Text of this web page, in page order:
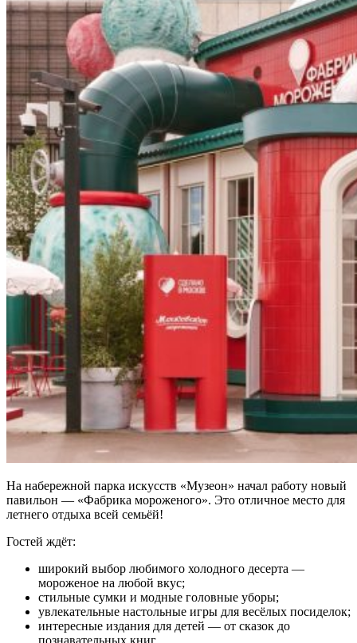
На набережной парка искусств «Музеон» начал работу новый
павильон — «Фабрика мороженого». Это отличное место для
летнего отдыха всей семьёй!
Гостей ждёт:
широкий выбор любимого холодного десерта —
мороженое на любой вкус;
стильные сумки и модные головные уборы;
увлекательные настольные игры для весёлых посиделок;
интересные издания для детей — от сказок до
познавательных книг.